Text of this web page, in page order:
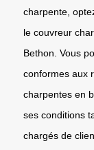
charpente,
le couvreur
Bethon. Vous
conformes aux
charpentes en
ses conditions
chargés de